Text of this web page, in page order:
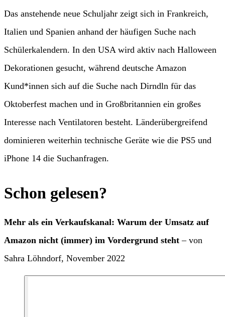
Das anstehende neue Schuljahr zeigt sich in Frankreich,
Italien und Spanien anhand der häufigen Suche nach
Schülerkalendern. In den USA wird aktiv nach Halloween
Dekorationen gesucht, während deutsche Amazon
Kund*innen sich auf die Suche nach Dirndln für das
Oktoberfest machen und in Großbritannien ein großes
Interesse nach Ventilatoren besteht. Länderübergreifend
dominieren weiterhin technische Geräte wie die PS5 und
iPhone 14 die Suchanfragen.
Schon gelesen?
Mehr als ein Verkaufskanal: Warum der Umsatz auf
Amazon nicht (immer) im Vordergrund steht– von
Sahra Löhndorf, November 2022